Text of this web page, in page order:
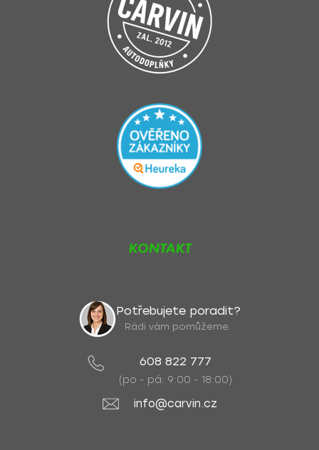
KONTAKT
Potřebujete poradit?
Rádi vám pomůžeme.
608 822 777
(po - pá: 9:00 - 18:00)
info@carvin.cz